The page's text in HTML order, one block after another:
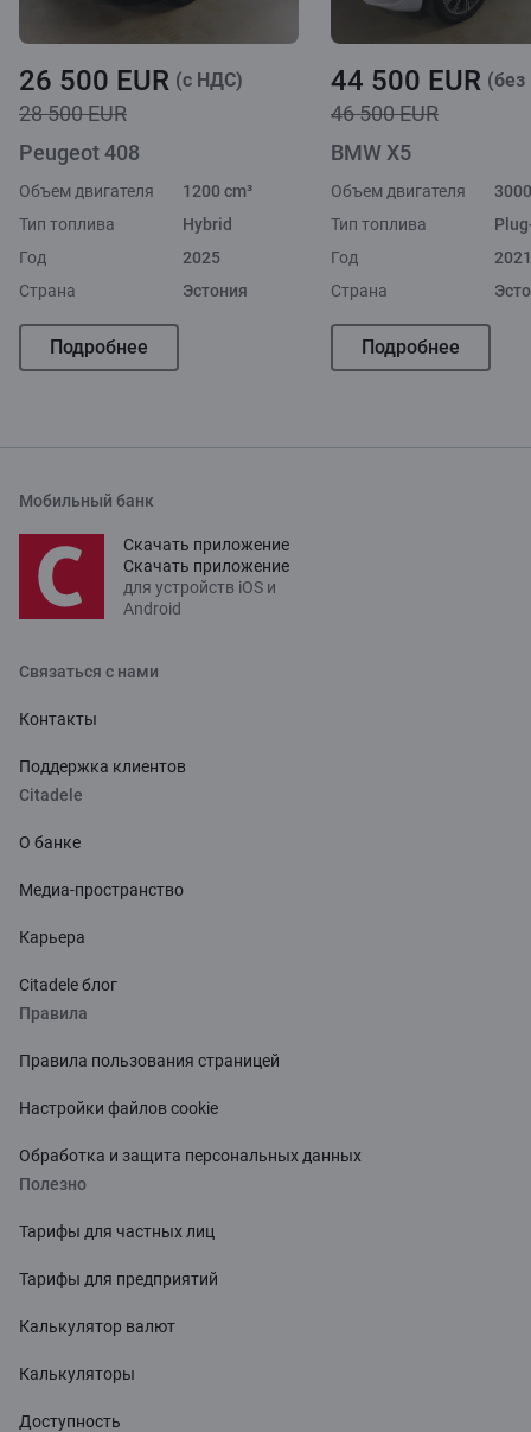
26 500 EUR (c НДС)
28 500 EUR
Peugeot 408
Объем двигателя
1200 cm³
Тип топлива
Hybrid
Год
2025
Страна
Эстония
Подробнее
44 500 EUR
46 500 EUR
BMW X5
Объем двигателя
Тип топлива
Год
2021
Страна
Подробнее
Мобильный банк
Скачать приложение
Скачать приложение
для устройств iOS и
Android
Связаться с нами
Контакты
Поддержка клиентов
Citadele
О банке
Медиа-пространство
Карьера
Citadele блог
Правила
Правила пользования страницей
Настройки файлов cookie
Обработка и защита персональных данных
Полезно
Тарифы для частных лиц
Тарифы для предприятий
Калькулятор валют
Калькуляторы
Доступность